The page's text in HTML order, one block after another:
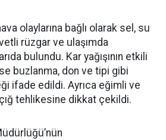
olaylarına bağlı olarak sel, su
rüzgar ve ulaşımda
bulundu. Kar yağışının etkili
buzlanma, don ve tipi gibi
ifade edildi. Ayrıca eğimli ve
tehlikesine dikkat çekildi.